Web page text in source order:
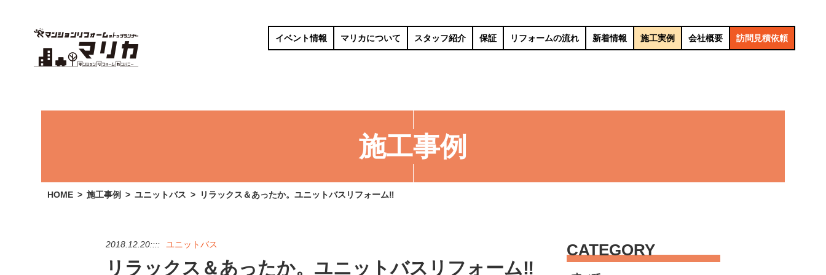
イベント情報 マリカについて スタッフ紹介 保証 リフォームの流れ 新着情報 施工実例 会社概要 訪問見積依頼
施工事例
HOME 施工事例 ユニットバス リラックス＆あったか。ユニットバスリフォーム‼
2018.12.20:::: ユニットバス
リラックス＆あったか。ユニットバスリフォーム‼
CATEGORY